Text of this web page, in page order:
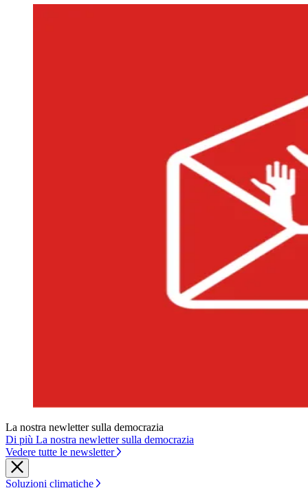
La nostra newletter sulla democrazia
Di più La nostra newletter sulla democrazia
Vedere tutte le newsletter
Soluzioni climatiche